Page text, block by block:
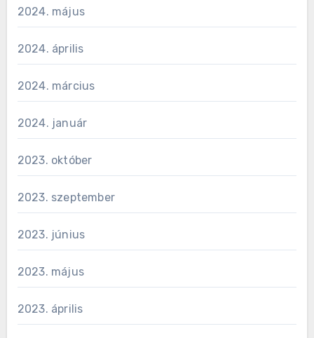
2024. május
2024. április
2024. március
2024. január
2023. október
2023. szeptember
2023. június
2023. május
2023. április